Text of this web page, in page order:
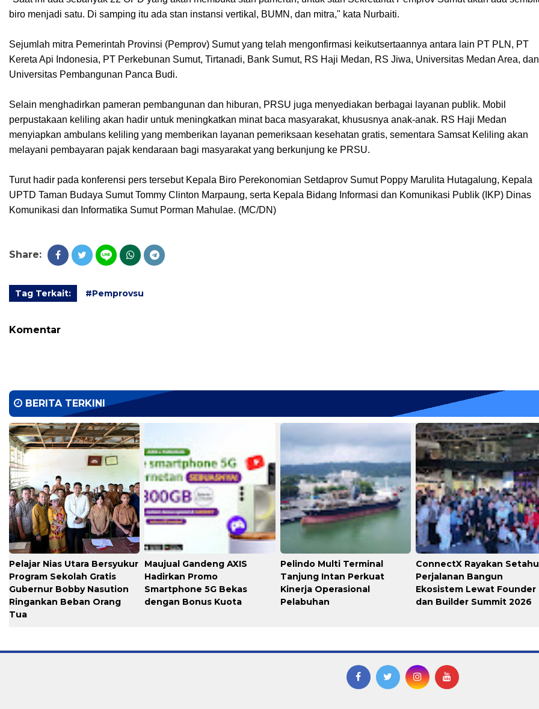
biro menjadi satu. Di samping itu ada stan instansi vertikal, BUMN, dan mitra," kata Nurbaiti.
Sejumlah mitra Pemerintah Provinsi (Pemprov) Sumut yang telah mengonfirmasi keikutsertaannya antara lain PT PLN, PT
Kereta Api Indonesia, PT Perkebunan Sumut, Tirtanadi, Bank Sumut, RS Haji Medan, RS Jiwa, Universitas Medan Area, dan
Universitas Pembangunan Panca Budi.
Selain menghadirkan pameran pembangunan dan hiburan, PRSU juga menyediakan berbagai layanan publik. Mobil
perpustakaan keliling akan hadir untuk meningkatkan minat baca masyarakat, khususnya anak-anak. RS Haji Medan
menyiapkan ambulans keliling yang memberikan layanan pemeriksaan kesehatan gratis, sementara Samsat Keliling akan
melayani pembayaran pajak kendaraan bagi masyarakat yang berkunjung ke PRSU.
Turut hadir pada konferensi pers tersebut Kepala Biro Perekonomian Setdaprov Sumut Poppy Marulita Hutagalung, Kepala
UPTD Taman Budaya Sumut Tommy Clinton Marpaung, serta Kepala Bidang Informasi dan Komunikasi Publik (IKP) Dinas
Komunikasi dan Informatika Sumut Porman Mahulae. (MC/DN)
Share:
Tag Terkait: #Pemprovsu
Komentar
BERITA TERKINI
Pelajar Nias Utara Bersyukur
Program Sekolah Gratis
Gubernur Bobby Nasution
Ringankan Beban Orang
Tua
Maujual Gandeng AXIS
Hadirkan Promo
Smartphone 5G Bekas
dengan Bonus Kuota
Pelindo Multi Terminal
Tanjung Intan Perkuat
Kinerja Operasional
Pelabuhan
ConnectX Rayakan
Perjalanan Bangun
Ekosistem Lewat Founder
dan Builder Summit 2026